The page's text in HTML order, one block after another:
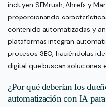
incluyen SEMrush, Ahrefs y
proporcionando
contenido automatizadas y
plataformas integran
procesos SEO, haciéndolas
digital que buscan soluciones
¿Por qué deberían los
automatización con IA